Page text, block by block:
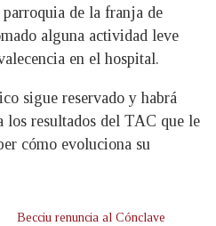
de la franja de
alguna actividad leve
en el hospital.
sigue reservado y habrá
los resultados del TAC que le
cómo evoluciona su
Becciu renuncia al Cónclave